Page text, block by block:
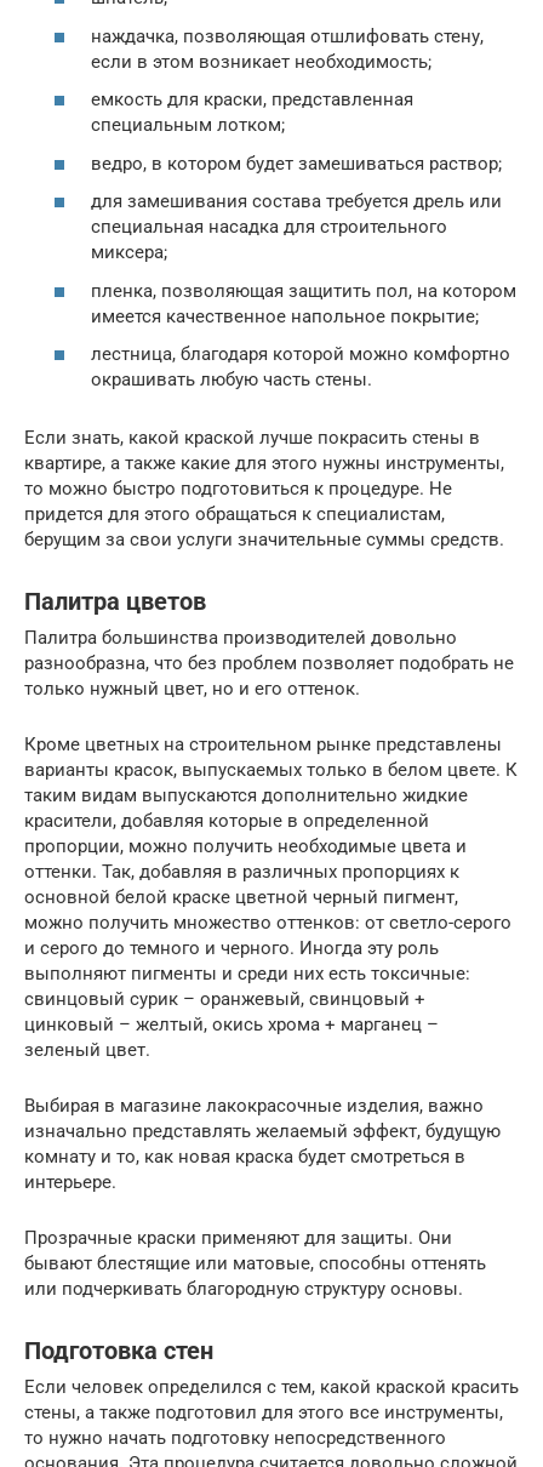
наждачка, позволяющая отшлифовать стену,
если в этом возникает необходимость;
емкость для краски, представленная
специальным лотком;
ведро, в котором будет замешиваться раствор;
для замешивания состава требуется дрель или
специальная насадка для строительного
миксера;
пленка, позволяющая защитить пол, на котором
имеется качественное напольное покрытие;
лестница, благодаря которой можно комфортно
окрашивать любую часть стены.
Если знать, какой краской лучше покрасить стены в
квартире, а также какие для этого нужны инструменты,
то можно быстро подготовиться к процедуре. Не
придется для этого обращаться к специалистам,
берущим за свои услуги значительные суммы средств.
Палитра цветов
Палитра большинства производителей довольно
разнообразна, что без проблем позволяет подобрать не
только нужный цвет, но и его оттенок.
Кроме цветных на строительном рынке представлены
варианты красок, выпускаемых только в белом цвете. К
таким видам выпускаются дополнительно жидкие
красители, добавляя которые в определенной
пропорции, можно получить необходимые цвета и
оттенки. Так, добавляя в различных пропорциях к
основной белой краске цветной черный пигмент,
можно получить множество оттенков: от светло-серого
и серого до темного и черного. Иногда эту роль
выполняют пигменты и среди них есть токсичные:
свинцовый сурик – оранжевый, свинцовый +
цинковый – желтый, окись хрома + марганец –
зеленый цвет.
Выбирая в магазине лакокрасочные изделия, важно
изначально представлять желаемый эффект, будущую
комнату и то, как новая краска будет смотреться в
интерьере.
Прозрачные краски применяют для защиты. Они
бывают блестящие или матовые, способны оттенять
или подчеркивать благородную структуру основы.
Подготовка стен
Если человек определился с тем, какой краской красить
стены, а также подготовил для этого все инструменты,
то нужно начать подготовку непосредственного